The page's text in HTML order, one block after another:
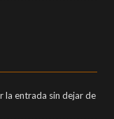
la entrada sin dejar de